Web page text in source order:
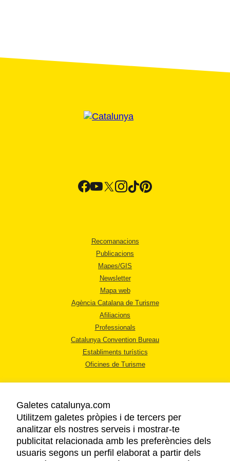
Recomanacions
Publicacions
Mapes/GIS
Newsletter
Mapa web
Agència Catalana de Turisme
Afiliacions
Professionals
Catalunya Convention Bureau
Establiments turístics
Oficines de Turisme
AVÍS LEGAL
POLÍTICA DE PRIVACITAT
Galetes catalunya.com
Utilitzem galetes pròpies i de tercers per
analitzar els nostres serveis i mostrar-te
publicitat relacionada amb les preferències dels
usuaris segons un perfil elaborat a partir dels